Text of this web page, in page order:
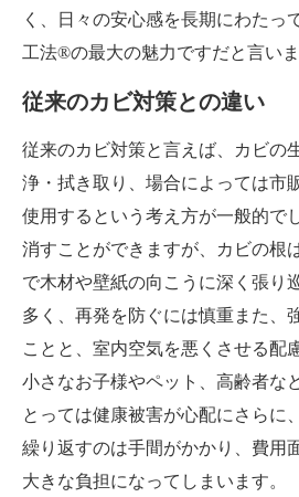
く、日々の安心感を長期にわたっ
工法®の最大の魅力ですだと言いま
従来のカビ対策との違い
従来のカビ対策と言えば、カビの
浄・拭き取り、場合によっては市
使用するという考え方が一般的で
消すことができますが、カビの根
で木材や壁紙の向こうに深く張り
多く、再発を防ぐには慎重また、
ことと、室内空気を悪くさせる配
小さなお子様やペット、高齢者な
とっては健康被害が心配にさらに
繰り返すのは手間がかかり、費用
大きな負担になってしまいます。